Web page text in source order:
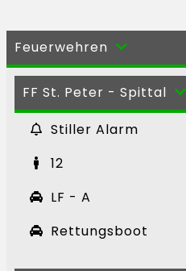
Feuerwehren
FF St. Peter - Spittal
Stiller Alarm
12
LF - A
Rettungsboot